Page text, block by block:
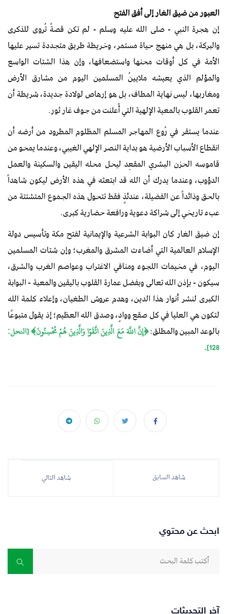
ابحث عن محتوي
آخر التحديثات
العبور من ضيق الغار إلى أفق الفتح
إن هجرة النبي - صلى الله عليه وسلم - لم تكن قصةً تُروى للذكرى
والبركة، بل هي منهج حياة مستمر، وخريطة طريق متجددة تسير عليها
الأمة في كل أوقات محنها واستضعافها، وإن هذا الشتات الواسع
والمؤلم الذي يعيشه ملايينُ المسلمين اليوم من مشارق الأرض
ومغاربها، ليس نهاية المطاف، بل هو إرهاص لولادة جديدة، شريطة أن
تعمر القلوب بالمعية الإلهية التي أُعلنت من جوف غار ثور.
عندما يستقر في رُوع المهاجر المسلم المظلوم المطرود من أرضه أن
انقطاع الأسباب الأرضية هو بداية النصر الإلهي الغيبي، وعندما يمحو من
قاموسه الحزن البشري المقعِد ليحل محله اليقين والسكينة والعمل
الدؤوب، وعندما يدرك أن الله قد ابتعثه في هذه الأرض ليكون شاهداً
بالحق وذائداً عن الفضيلة، عندئذٍ فقط تتحول هذه الجموع المتشتتة من
عبء تاريخي إلى شراكة دعوية ورافعة حضارية كبرى.
إن ضيق الغار كان البوابة الشرعية والإيمانية لفتح مكة وتأسيس دولة
الإسلام العالمية التي أضاءت المشرق والمغرب؛ وإن شتات المسلمين
اليوم، في مخيمات اللجوء ومنافي الاغتراب وعواصم الغرب والشرق،
سيكون - بإذن الله تعالى وبفضل عمارة القلوب باليقين والمعية - البوابة
الكبرى لنشر أنوار هذا الدين، وهدم عروش الطغيان، وإعلاء كلمة الله
لتكون هي العليا في كل صقع ووادٍ، وصدق الله العظيم؛ إذ يقول متبوعًا
بالوعد المبين والمطلق:﴿إِنَّ اللَّهَ مَعَ الَّذِينَ اتَّقَوْا وَالَّذِينَ هُمْ مُحْسِنُونَ﴾ [النحل:
128].
شاهد السابق شاهد التالي